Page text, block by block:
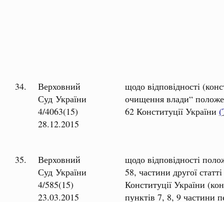
34.
Верховний
Суд України
4/4063(15)
28.12.2015
щодо відповідності
очищення влади“
62 Конституції України (
35.
Верховний
Суд України
4/585(15)
23.03.2015
щодо відповідності
58, частини другої
Конституції України
пунктів 7, 8, 9 частини